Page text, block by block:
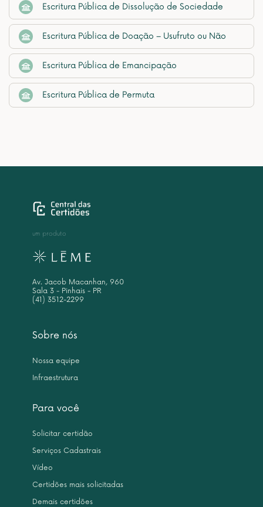
Escritura Pública de Dissolução de Sociedade
Escritura Pública de Doação – Usufruto ou Não
Escritura Pública de Emancipação
Escritura Pública de Permuta
Sobre nós
Nossa equipe
Infraestrutura
Para você
Solicitar certidão
Serviços Cadastrais
Vídeo
Certidões mais solicitadas
Demais certidões
um produto
Av. Jacob Macanhan, 960
Sala 3 - Pinhais - PR
(41) 3512-2299